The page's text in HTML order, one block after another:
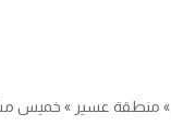
» منطقة عسير » خميس